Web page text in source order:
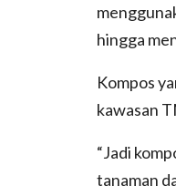
hingga
Kompos
kawasan
“Jadi
tanaman